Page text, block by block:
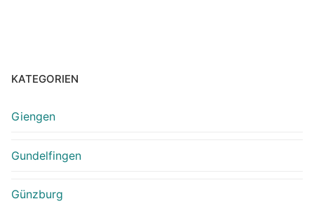
KATEGORIEN
Giengen
Gundelfingen
Günzburg